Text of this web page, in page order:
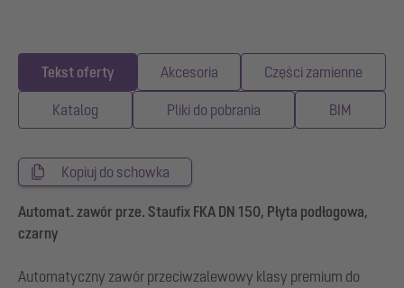
Tekst oferty Akcesoria Części zamienne
Katalog Pliki do pobrania BIM
Kopiuj do schowka
Automat. zawór prze. Staufix FKA DN 150, Płyta podłogowa,
czarny
Automatyczny zawór przeciwzalewowy klasy premium do